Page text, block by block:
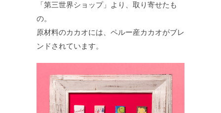
「第三世界ショップ」より、取り寄せたも
の。
原材料のカカオには、ペルー産カカオがブレ
ンドされています。